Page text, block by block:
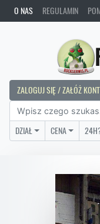
O NAS REGULAMIN
ZALOGUJ SIĘ / ZAŁÓŻ
DZIAŁ CENA